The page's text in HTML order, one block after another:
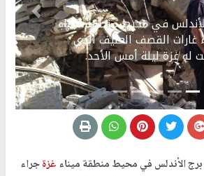
في محيط منطقة ميناء
غارات القصف العنيف الذي
له غزة ليلة أمس الأحد.
التالي
الأندلس في محيط منطقة ميناءغزةجراء